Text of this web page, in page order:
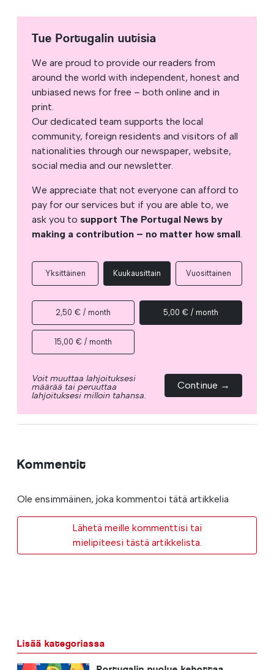
Tue Portugalin uutisia
We are proud to provide our readers from
around the world with independent, honest and
unbiased news for free – both online and in
print.
Our dedicated team supports the local
community, foreign residents and visitors of all
nationalities through our newspaper, website,
social media and our newsletter.
We appreciate that not everyone can afford to
pay for our services but if you are able to, we
ask you to support The Portugal News by
making a contribution – no matter how small.
Yksittäinen Kuukausittain Vuosittainen
2,50 € / month 5,00 € / month
15,00 € / month
Voit muuttaa lahjoituksesi
määrää tai peruuttaa
lahjoituksesi milloin tahansa.
Continue →
Kommentit
Ole ensimmäinen, joka kommentoi tätä artikkelia
Lähetä meille kommenttisi tai
mielipiteesi tästä artikkelista.
Lisää kategoriassa